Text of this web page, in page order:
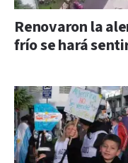
Renovaron la
frío se hará